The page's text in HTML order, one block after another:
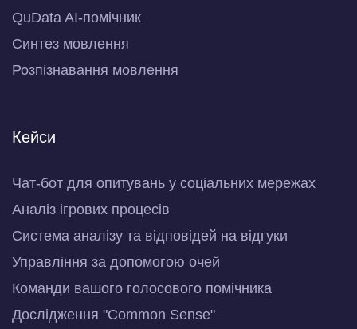
QuData AI-помічник
Синтез мовлення
Розпізнавання мовлення
Кейси
Чат-бот для опитувань у соціальних мережах
Аналіз ігрових процесів
Система аналізу та відповідей на відгуки
Управління за допомогою очей
Команди вашого голосового помічника
Дослідження "Common Sense"